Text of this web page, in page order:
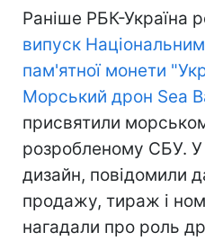
Раніше РБК-Україна
випуск
пам'ятної монети
Морський дрон Sea
присвятили
розробленому СБУ. У
дизайн, повідомили
продажу, тираж і
нагадали про роль